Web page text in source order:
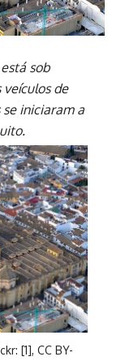
sob
de
iniciaram a
[1], CC BY-